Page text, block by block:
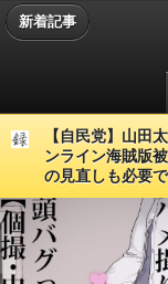
新着記事
【自民党】山田
ンライン海賊版
の見直しも必要で